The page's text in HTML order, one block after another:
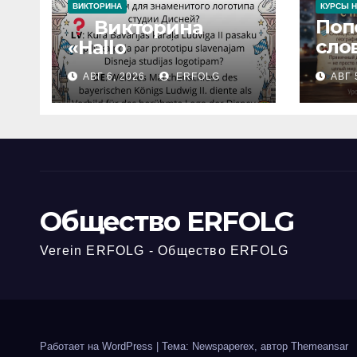
ВИКТОРИНА
Викторина
«Hallo
Deutschland» |
Карточка №46
Замок
АВГ 6, 2026 ERFOLG
КУРСЫ
АВГ
Общество ERFOLG
Verein ERFOLG - Общество ERFOLG
Работает на WordPress Тема: Newspaperex, автор Themeansar